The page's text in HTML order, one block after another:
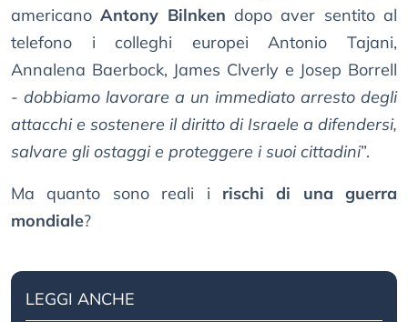
americanoAntony Bilnken dopo aver sentito al
telefono i colleghi europei Antonio Tajani,
Annalena Baerbock, James Clverly e Josep Borrell
- dobbiamo lavorare a un immediato arresto degli
attacchi e sostenere il diritto di Israele a difendersi,
salvare gli ostaggi e proteggere i suoi cittadini”.
Ma quanto sono reali i rischi di una guerra
mondiale?
LEGGI ANCHE